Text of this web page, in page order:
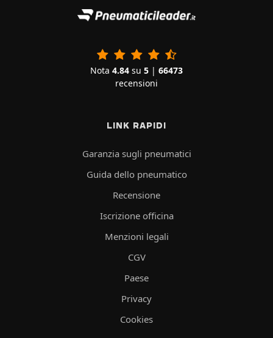
Nota 4.84 su 5 | 66473
recensioni
LINK RAPIDI
Garanzia sugli pneumatici
Guida dello pneumatico
Recensione
Iscrizione officina
Menzioni legali
CGV
Paese
Privacy
Cookies